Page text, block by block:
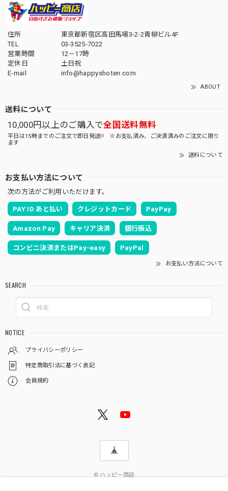
住所
東京都新宿区高田馬場3-2-2青柳ビル4F
TEL
03-3525-7022
営業時間
12－17時
定休日
土日祝
E-mail
info@happyshoten.com
ABOUT
送料について
10,000円以上のご購入で全国送料無料
平日は15時までのご注文で即日発送!! ※お支払済み、ご決済済みのご注文に限り
ます
送料について
お支払い方法について
次の方法がご利用いただけます。
PAY ID あと払い クレジットカード PayPay
Amazon Pay キャリア決済 銀行振込
コンビニ決済またはPay-easy PayPal
お支払い方法について
SEARCH
NOTICE
プライバシーポリシー
特定商取引法に基づく表記
会員規約
© ハッピー商店